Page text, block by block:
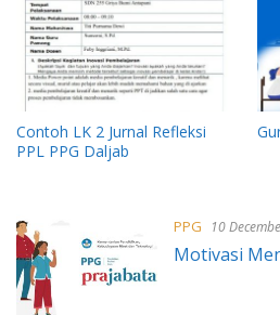
Contoh LK 2 Jurnal Refleksi
PPL PPG Daljab
PPG 10
Motivasi